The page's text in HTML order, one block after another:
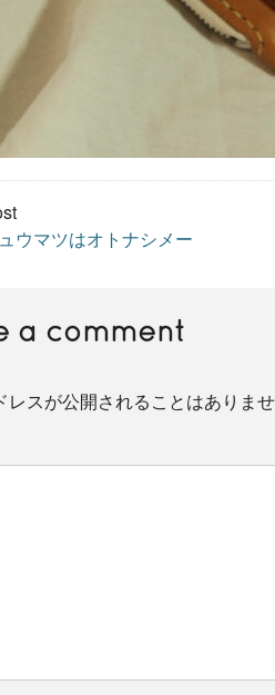
ウマツはオトナシメー
a comment
レスが公開されることはありませ